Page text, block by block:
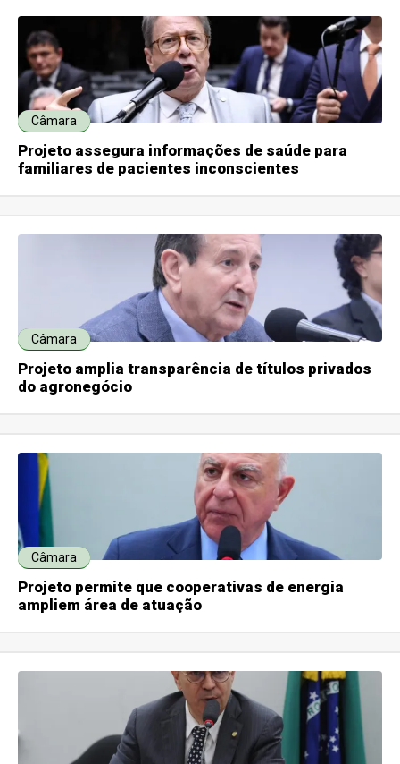
Câmara
Projeto assegura informações de saúde para
familiares de pacientes inconscientes
Câmara
Projeto amplia transparência de títulos privados
do agronegócio
Câmara
Projeto permite que cooperativas de energia
ampliem área de atuação